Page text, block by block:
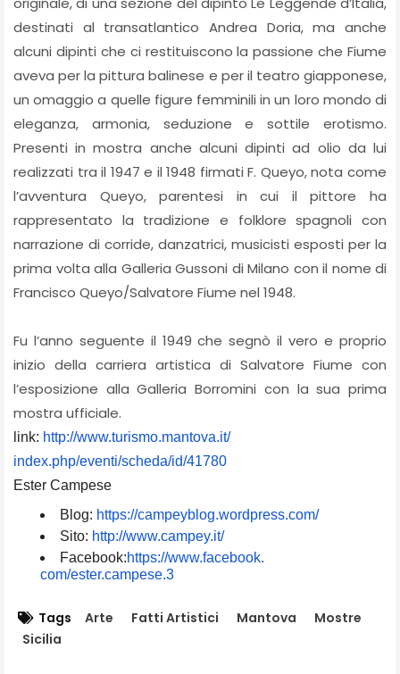
destinati al transatlantico Andrea Doria, ma anche
alcuni dipinti che ci restituiscono la passione che Fiume
aveva per la pittura balinese e per il teatro giapponese,
un omaggio a quelle figure femminili in un loro mondo di
eleganza, armonia, seduzione e sottile erotismo.
Presenti in mostra anche alcuni dipinti ad olio da lui
realizzati tra il 1947 e il 1948 firmati F. Queyo, nota come
l’avventura Queyo, parentesi in cui il pittore ha
rappresentato la tradizione e folklore spagnoli con
narrazione di corride, danzatrici, musicisti esposti per la
prima volta alla Galleria Gussoni di Milano con il nome di
Francisco Queyo/Salvatore Fiume nel 1948.
Fu l’anno seguente il 1949 che segnò il vero e proprio
inizio della carriera artistica di Salvatore Fiume con
l’esposizione alla Galleria Borromini con la sua prima
mostra ufficiale.
link: http://www.turismo.mantova.it/
index.php/eventi/scheda/id/41780
Ester Campese
Blog: https://campeyblog.wordpress.com/
Sito: http://www.campey.it/
Facebook:https://www.facebook.
com/ester.campese.3
Tags Arte Fatti Artistici Mantova
Mostre
Sicilia